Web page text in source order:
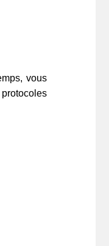
vous